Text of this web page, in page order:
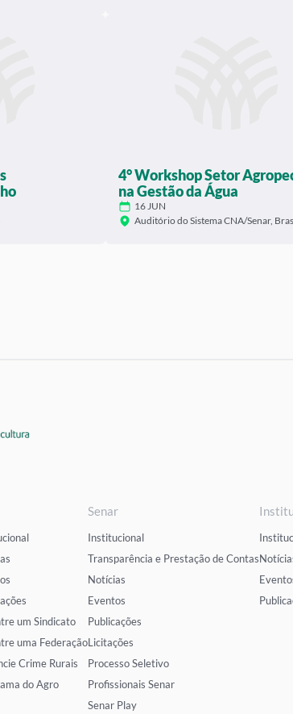
4° Workshop Setor
na Gestão da Água
16 JUN
Auditório do Sistema CNA/Senar,
um Sindicato
uma Federação
Crime Rurais
do Agro
Senar
Institucional
Transparência e Prestação de Contas
Notícias
Eventos
Publicações
Licitações
Processo Seletivo
Profissionais Senar
Senar Play